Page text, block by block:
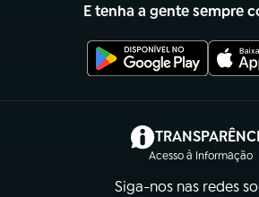
E tenha a gente sempre
Acesso à Informação
(abre
Siga-nos nas redes